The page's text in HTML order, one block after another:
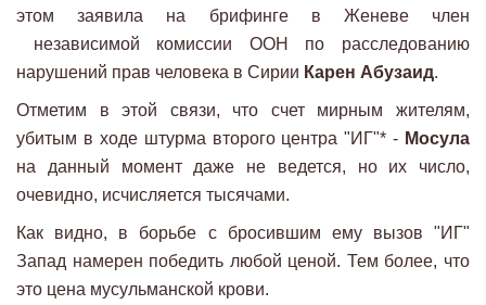
этом заявила на брифинге в Женеве член
независимой комиссии ООН по расследованию
нарушений прав человека в Сирии Карен Абузаид.
Отметим в этой связи, что счет мирным жителям,
убитым в ходе штурма второго центра "ИГ"* - Мосула
на данный момент даже не ведется, но их число,
очевидно, исчисляется тысячами.
Как видно, в борьбе с бросившим ему вызов "ИГ"
Запад намерен победить любой ценой. Тем более, что
это цена мусульманской крови.